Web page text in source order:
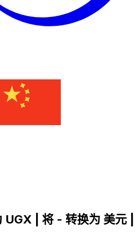
UGX | 将 - 转换为 美元 |